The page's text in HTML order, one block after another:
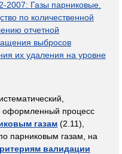
Газы парниковые.
по количественной
отчетной
выбросов
их удаления на уровне
оформленный процесс
газам (2.11),
парниковым газам, на
валидации